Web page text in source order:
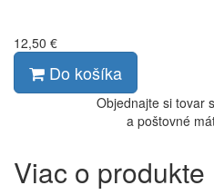
12,50 €
Do košíka
Objednajte si tovar
a poštovné
Viac o produkte